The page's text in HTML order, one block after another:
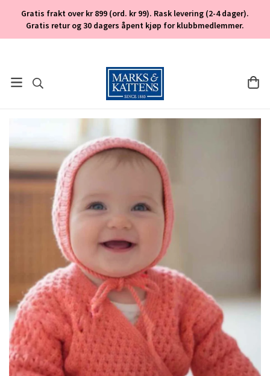
Gratis frakt over kr 899 (ord. kr 99). Rask levering (2-4 dager).
Gratis retur og 30 dagers åpent kjøp for klubbmedlemmer.